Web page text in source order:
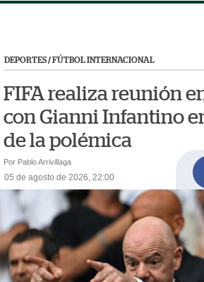
DEPORTES/ FÚTBOL INTERNACIONAL
FIFA realiza reunión
con Gianni Infantino
de la polémica
Por Pablo Arrivillaga
05 de agosto de 2026, 22:00